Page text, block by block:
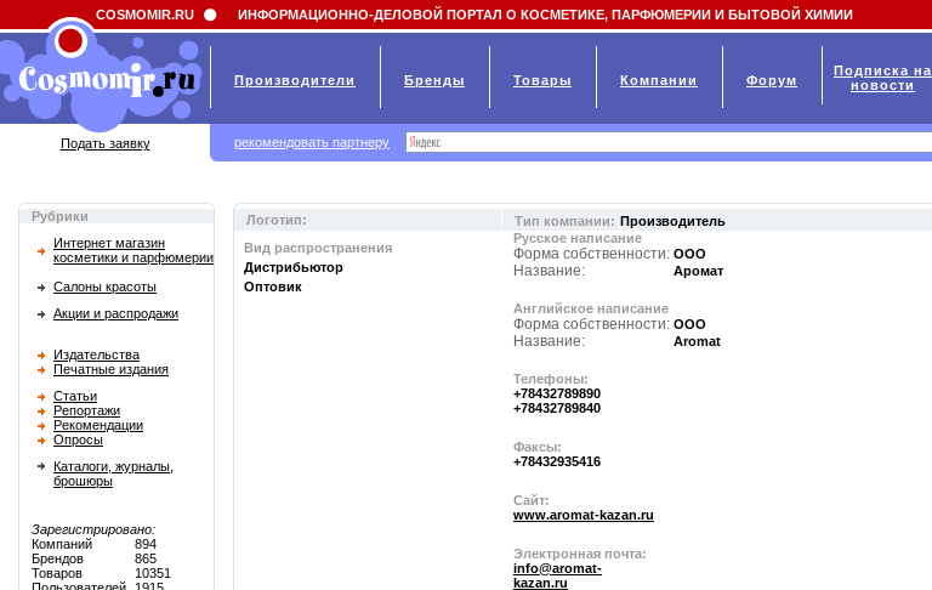
Field 'news_title' doesn't have a default value
Рубрики
Интернет магазин
косметики и парфюмерии
Салоны красоты
Акции и распродажи
Издательства
Печатные издания
Статьи
Репортажи
Рекомендации
Опросы
Каталоги, журналы,
брошюры
Зарегистрировано:
Компаний
894
Брендов
865
Товаров
10351
Логотип: Тип компании: Производитель
Вид распространения
Дистрибьютор
Оптовик
Русское написание
Форма собственности: ООО
Название: Аромат
Английское написание
Форма собственности: ООО
Название: Aromat
Телефоны:
+78432789890
+78432789840
Факсы:
+78432935416
Сайт:
www.aromat-kazan.ru
Электронная почта:
info@aromat-
kazan.ru
COSMOMIR.RU ИНФОРМАЦИОННО-ДЕЛОВОЙ ПОРТАЛ О КОСМЕТИКЕ, ПАРФЮМЕРИИ И БЫТОВОЙ ХИМИИ
Производители Бренды Товары Компании Форум
Подписка на
новости
Подать заявку рекомендовать партнеру